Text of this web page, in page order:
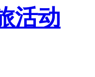
活动